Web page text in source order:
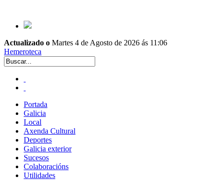
Actualizado o Martes 4 de Agosto de 2026 ás 11:06
Hemeroteca
Portada
Galicia
Local
Axenda Cultural
Deportes
Galicia exterior
Sucesos
Colaboracións
Utilidades